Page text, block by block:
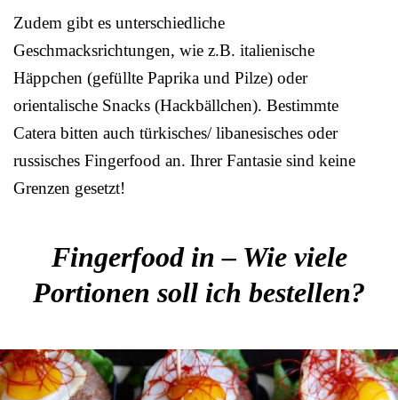
Zudem gibt es unterschiedliche
Geschmacksrichtungen, wie z.B. italienische
Häppchen (gefüllte Paprika und Pilze) oder
orientalische Snacks (Hackbällchen). Bestimmte
Catera bitten auch türkisches/ libanesisches oder
russisches Fingerfood an. Ihrer Fantasie sind keine
Grenzen gesetzt!
Fingerfood in – Wie viele
Portionen soll ich bestellen?